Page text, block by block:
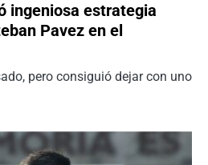
ingeniosa estrategia
Pavez en el
pero consiguió dejar con uno